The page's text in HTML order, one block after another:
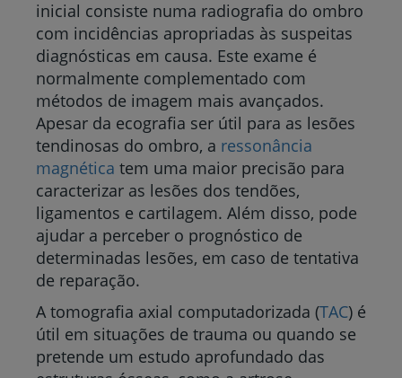
inicial consiste numa radiografia do ombro
com incidências apropriadas às suspeitas
diagnósticas em causa. Este exame é
normalmente complementado com
métodos de imagem mais avançados.
Apesar da ecografia ser útil para as lesões
tendinosas do ombro, a ressonância
magnética tem uma maior precisão para
caracterizar as lesões dos tendões,
ligamentos e cartilagem. Além disso, pode
ajudar a perceber o prognóstico de
determinadas lesões, em caso de tentativa
de reparação.
A tomografia axial computadorizada (TAC) é
útil em situações de trauma ou quando se
pretende um estudo aprofundado das